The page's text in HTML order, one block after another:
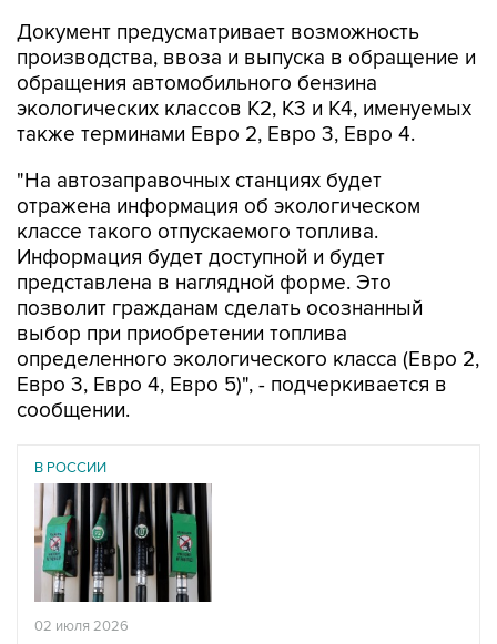
Документ предусматривает возможность
производства, ввоза и выпуска в обращение и
обращения автомобильного бензина
экологических классов К2, К3 и К4, именуемых
также терминами Евро 2, Евро 3, Евро 4.
"На автозаправочных станциях будет
отражена информация об экологическом
классе такого отпускаемого топлива.
Информация будет доступной и будет
представлена в наглядной форме. Это
позволит гражданам сделать осознанный
выбор при приобретении топлива
определенного экологического класса (Евро 2,
Евро 3, Евро 4, Евро 5)", - подчеркивается в
сообщении.
В РОССИИ
02 июля 2026